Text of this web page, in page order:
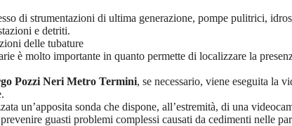
di strumentazioni di ultima generazione, pompe pulitrici,
e detriti.
delle tubature
è molto importante in quanto permette di localizzare la
Pozzi Neri Metro Termini, se necessario, viene eseguita la
un’apposita sonda che dispone, all’estremità, di una
guasti problemi complessi causati da cedimenti nelle